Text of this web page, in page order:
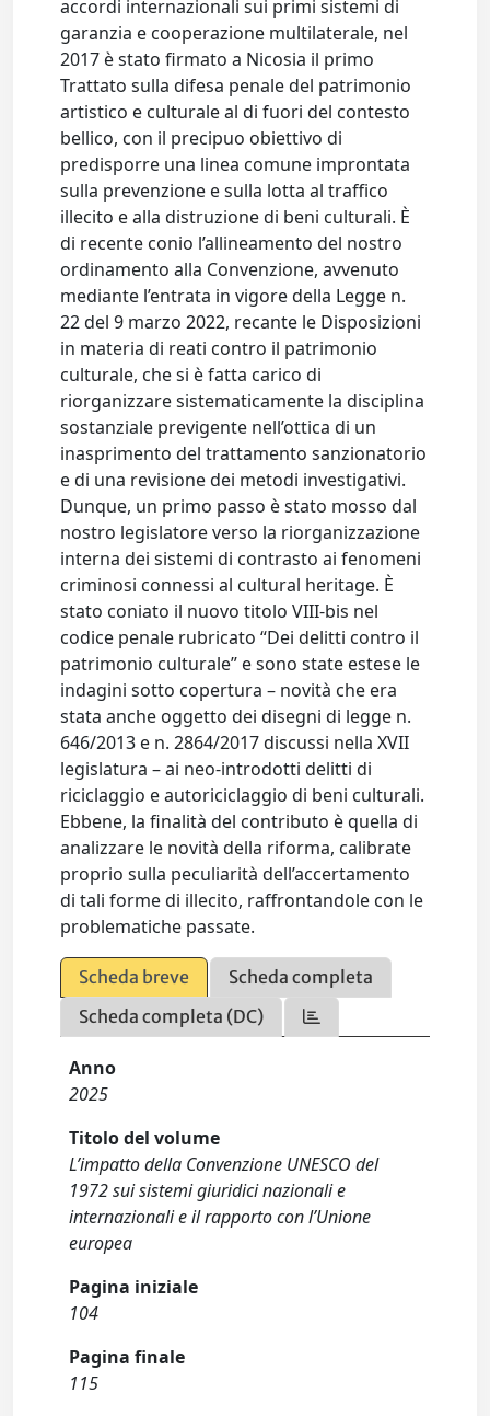
accordi internazionali sui primi sistemi di
garanzia e cooperazione multilaterale, nel
2017 è stato firmato a Nicosia il primo
Trattato sulla difesa penale del patrimonio
artistico e culturale al di fuori del contesto
bellico, con il precipuo obiettivo di
predisporre una linea comune improntata
sulla prevenzione e sulla lotta al traffico
illecito e alla distruzione di beni culturali. È
di recente conio l’allineamento del nostro
ordinamento alla Convenzione, avvenuto
mediante l’entrata in vigore della Legge n.
22 del 9 marzo 2022, recante le Disposizioni
in materia di reati contro il patrimonio
culturale, che si è fatta carico di
riorganizzare sistematicamente la disciplina
sostanziale previgente nell’ottica di un
inasprimento del trattamento sanzionatorio
e di una revisione dei metodi investigativi.
Dunque, un primo passo è stato mosso dal
nostro legislatore verso la riorganizzazione
interna dei sistemi di contrasto ai fenomeni
criminosi connessi al cultural heritage. È
stato coniato il nuovo titolo VIII-bis nel
codice penale rubricato “Dei delitti contro il
patrimonio culturale” e sono state estese le
indagini sotto copertura – novità che era
stata anche oggetto dei disegni di legge n.
646/2013 e n. 2864/2017 discussi nella XVII
legislatura – ai neo-introdotti delitti di
riciclaggio e autoriciclaggio di beni culturali.
Ebbene, la finalità del contributo è quella di
analizzare le novità della riforma, calibrate
proprio sulla peculiarità dell’accertamento
di tali forme di illecito, raffrontandole con le
problematiche passate.
Scheda breve
Scheda completa
Scheda completa (DC)
Anno
2025
Titolo del volume
L’impatto della Convenzione UNESCO del
1972 sui sistemi giuridici nazionali e
internazionali e il rapporto con l’Unione
europea
Pagina iniziale
104
Pagina finale
115